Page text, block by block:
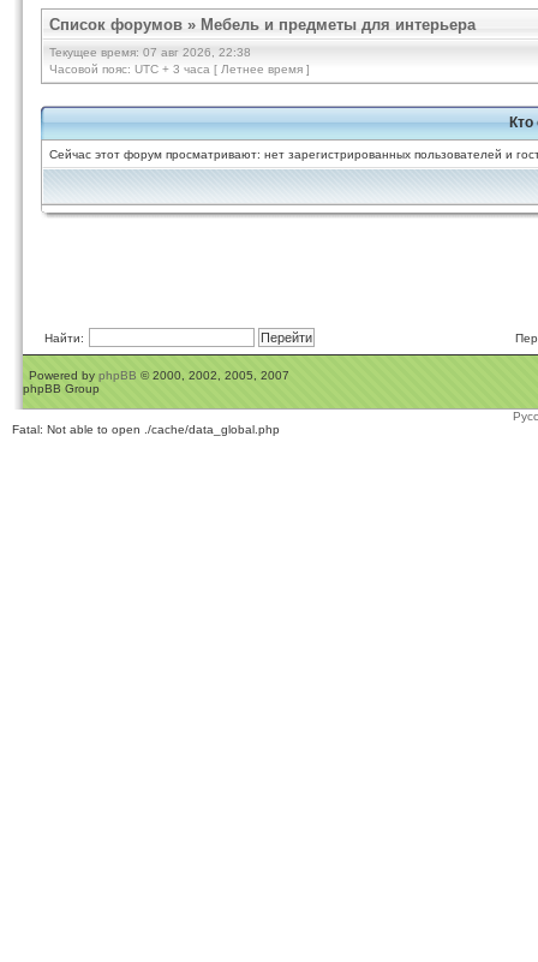
Список форумов » Мебель и предметы для интерьера
Текущее время: 07 авг 2026, 22:38
Часовой пояс: UTC + 3 часа [ Летнее время ]
Кто
Сейчас этот форум просматривают: нет зарегистрированных пользователей и
Найти:
Powered by phpBB © 2000, 2002, 2005, 2007
phpBB Group
Fatal: Not able to open ./cache/data_global.php